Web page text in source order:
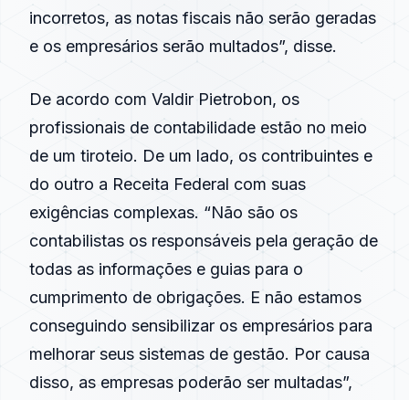
incorretos, as notas fiscais não serão geradas
e os empresários serão multados”, disse.
De acordo com Valdir Pietrobon, os
profissionais de contabilidade estão no meio
de um tiroteio. De um lado, os contribuintes e
do outro a Receita Federal com suas
exigências complexas. “Não são os
contabilistas os responsáveis pela geração de
todas as informações e guias para o
cumprimento de obrigações. E não estamos
conseguindo sensibilizar os empresários para
melhorar seus sistemas de gestão. Por causa
disso, as empresas poderão ser multadas”,